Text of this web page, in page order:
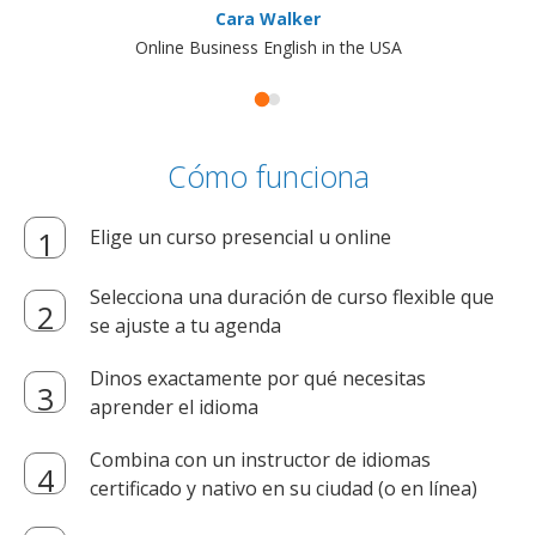
Cara Walker
Online Business English in the USA
Cómo funciona
Elige un curso presencial u online
Selecciona una duración de curso flexible que
se ajuste a tu agenda
Dinos exactamente por qué necesitas
aprender el idioma
Combina con un instructor de idiomas
certificado y nativo en su ciudad (o en línea)